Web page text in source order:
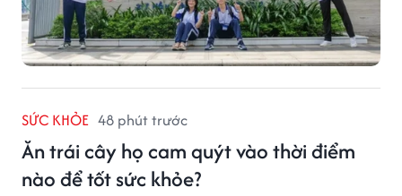
SỨC KHỎE 48 phút trước
Ăn trái cây họ cam quýt vào thời điểm
nào để tốt sức khỏe?